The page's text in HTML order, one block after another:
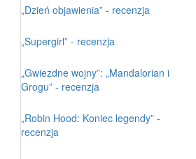
„Dzień objawienia” - recenzja
„Supergirl” - recenzja
„Gwiezdne wojny”: „Mandalorian i
Grogu” - recenzja
„Robin Hood: Koniec legendy” -
recenzja